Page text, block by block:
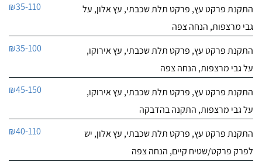
התקנת פרקט עץ, פרקט תלת שכבתי, עץ אלון, על
גבי מרצפות, הנחה צפה
₪35-110
התקנת פרקט עץ, פרקט תלת שכבתי, עץ אירוקו,
על גבי מרצפות, הנחה צפה
₪35-100
התקנת פרקט עץ, פרקט תלת שכבתי, עץ אירוקו,
על גבי מרצפות, התקנה בהדבקה
₪45-150
התקנת פרקט עץ, פרקט תלת שכבתי, עץ אלון, יש
לפרק פרקט/שטיח קיים, הנחה צפה
₪40-110